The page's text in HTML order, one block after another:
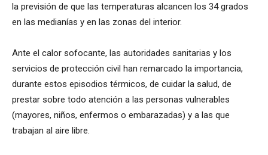
la previsión de que las temperaturas alcancen los 34 grados
en las medianías y en las zonas del interior.
Ante el calor sofocante, las autoridades sanitarias y los
servicios de protección civil han remarcado la importancia,
durante estos episodios térmicos, de cuidar la salud, de
prestar sobre todo atención a las personas vulnerables
(mayores, niños, enfermos o embarazadas) y a las que
trabajan al aire libre.